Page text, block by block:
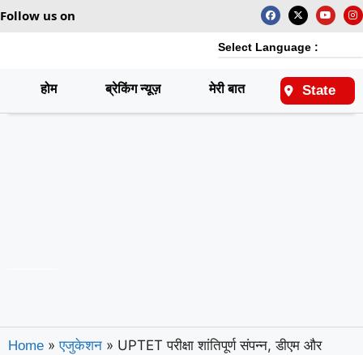
Follow us on
Select Language :
होम ब्रेकिंग न्यूज़ मेरी बात राष्ट्रीय
State
Home » एजुकेशन » UPTET परीक्षा शांतिपूर्ण संपन्न, डीएम और